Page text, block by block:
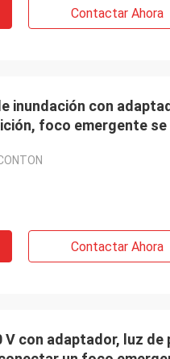
Contactar Ahora
inundación con
foco emergente
Contactar Ahora
V con adaptador, luz